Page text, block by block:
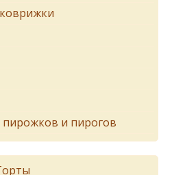
и пирогов